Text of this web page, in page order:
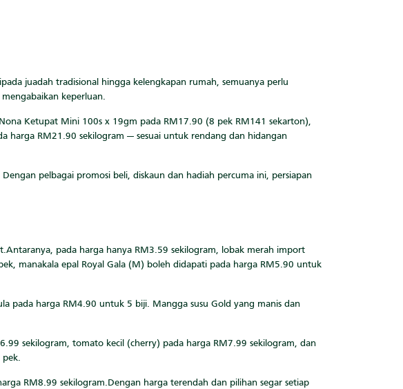
juadah tradisional hingga kelengkapan rumah, semuanya perlu
keperluan.
Ketupat Mini 100s x 19gm pada RM17.90 (8 pek RM141 sekarton),
harga RM21.90 sekilogram — sesuai untuk rendang dan hidangan
pelbagai promosi beli, diskaun dan hadiah percuma ini, persiapan
pada harga hanya RM3.59 sekilogram, lobak merah import
manakala epal Royal Gala (M) boleh didapati pada harga RM5.90 untuk
pada harga RM4.90 untuk 5 biji. Mangga susu Gold yang manis dan
sekilogram, tomato kecil (cherry) pada harga RM7.99 sekilogram, dan
pek.
RM8.99 sekilogram.Dengan harga terendah dan pilihan segar setiap